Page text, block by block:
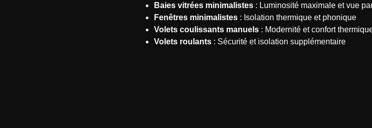
Baies vitrées minimalistes : Luminosité maximale et vue
Fenêtres minimalistes : Isolation thermique et phonique
Volets coulissants manuels : Modernité et confort
Volets roulants : Sécurité et isolation supplémentaire